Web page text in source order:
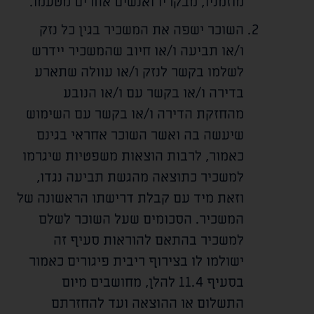
השוכר ישפה את המשכיר בגין כל נזק
ו/או תביעה ו/או חיוב שהמשכיר יידרש
לשלמו בקשר לנזק ו/או עוולה שתארע
בדירה ו/או בקשר עם ו/או הנובע
מהחזקת הדירה ו/או בקשר עם השימוש
שיעשה בה ואשר השוכר אחראי בגינם
כאמור, לרבות הוצאות משפטיות שיגרמו
למשכיר כתוצאה מהגשת תביעה נגדו,
וזאת מיד עם קבלת דרישתו הראשונה של
המשכיר. הסכומים שעל השוכר לשלם
למשכיר בהתאם להוראות סעיף זה
ישולמו לו בצירוף ריבית פיגורים כאמור
בסעיף 11.4 להלן, מחושבים מיום
התשלום או ההוצאה ועד להחזרתם